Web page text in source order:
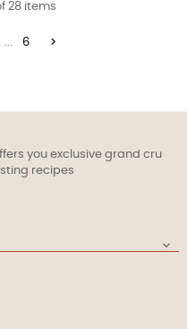
28 items
... 6 
you exclusive grand cru
recipes
